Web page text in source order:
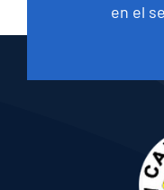
en el